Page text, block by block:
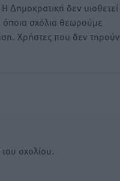
Δημοκρατική δεν υιοθετεί
όποια σχόλια θεωρούμε
Χρήστες που δεν τηρούν
σχολίου.